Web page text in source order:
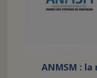
ANMSM :